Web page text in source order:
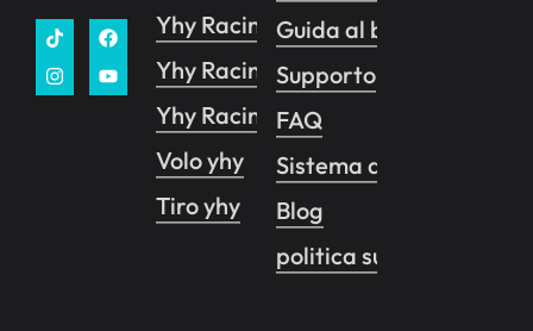
Yhy Racing
Yhy Racing VR
Yhy Racing Pro
Volo yhy
Tiro yhy
Guida al business
Supporto
FAQ
Sistema di controllo
Blog
politica sulla